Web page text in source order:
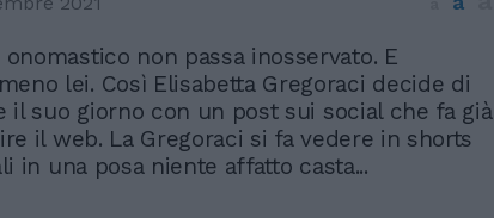
onomastico non passa inosservato. E
lei. Così Elisabetta Gregoraci decide di
il suo giorno con un post sui social che fa già
il web. La Gregoraci si fa vedere in shorts
in una posa niente affatto casta...